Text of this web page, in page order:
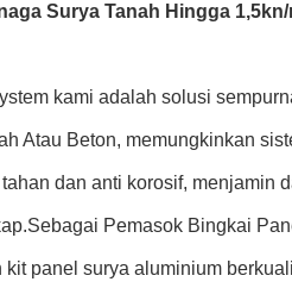
Surya Tanah Hingga
kami adalah solusi
Atau Beton, memungkinkan
dan anti korosif, menjamin
Pemasok Bingkai
panel surya aluminium